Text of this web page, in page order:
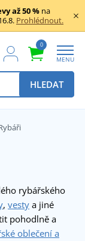
až 50 % na
Prohlédnout.
0
MENU
HLEDAT
rybářského
, vesty a jiné
pohodlně a
oblečení a